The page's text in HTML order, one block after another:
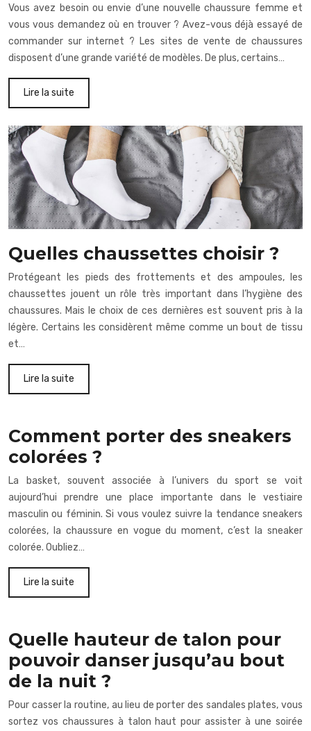
Vous avez besoin ou envie d’une nouvelle chaussure femme et
vous vous demandez où en trouver ? Avez-vous déjà essayé de
commander sur internet ? Les sites de vente de chaussures
disposent d’une grande variété de modèles. De plus, certains…
Lire la suite
Quelles chaussettes choisir ?
Protégeant les pieds des frottements et des ampoules, les
chaussettes jouent un rôle très important dans l’hygiène des
chaussures. Mais le choix de ces dernières est souvent pris à la
légère. Certains les considèrent même comme un bout de tissu
et…
Lire la suite
Comment porter des sneakers
colorées ?
La basket, souvent associée à l’univers du sport se voit
aujourd’hui prendre une place importante dans le vestiaire
masculin ou féminin. Si vous voulez suivre la tendance sneakers
colorées, la chaussure en vogue du moment, c’est la sneaker
colorée. Oubliez…
Lire la suite
Quelle hauteur de talon pour
pouvoir danser jusqu’au bout
de la nuit ?
Pour casser la routine, au lieu de porter des sandales plates, vous
sortez vos chaussures à talon haut pour assister à une soirée